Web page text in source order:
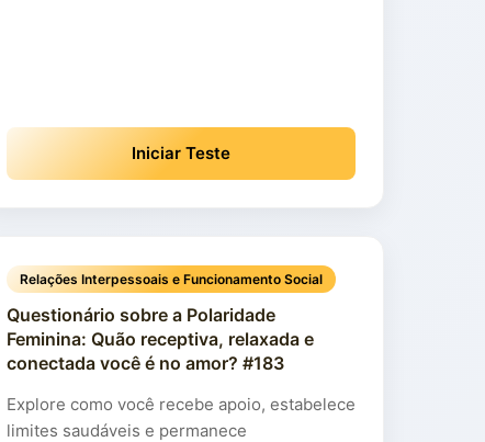
Iniciar Teste
Relações Interpessoais e Funcionamento Social
Questionário sobre a Polaridade
Feminina: Quão receptiva, relaxada e
conectada você é no amor? #183
Explore como você recebe apoio, estabelece
limites saudáveis e permanece